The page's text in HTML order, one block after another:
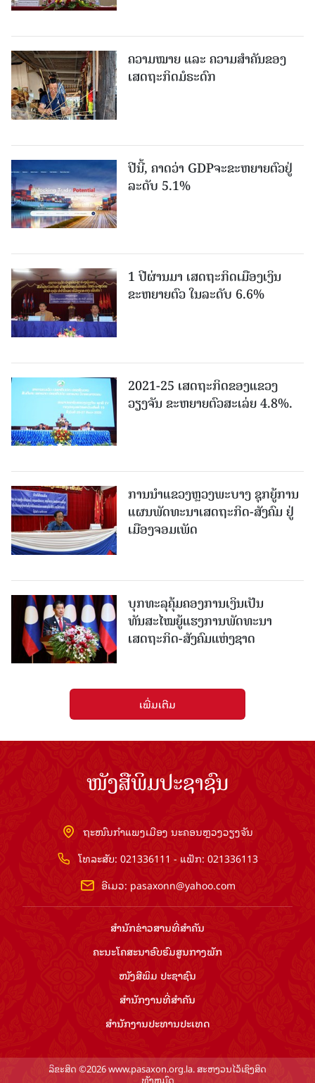
ຄວາມໝາຍ ແລະ ຄວາມສໍາຄັນຂອງ
ເສດຖະກິດມໍຣະດົກ
ປີນີ້, ຄາດວ່າ GDPຈະຂະຫຍາຍຕົວຢູ່
ລະດັບ 5.1%
1 ປີຜ່ານມາ ເສດຖະກິດເມືອງເງິນ
ຂະຫຍາຍຕົວ ໃນລະດັບ 6.6%
2021-25 ເສດຖະກິດຂອງແຂວງ
ວຽງຈັນ ຂະຫຍາຍຕົວສະເລ່ຍ 4.8%.
ການນຳແຂວງຫຼວງພະບາງ ຊຸກຍູ້ການ
ແຜນພັດທະນາເສດຖະກິດ-ສັງຄົມ ຢູ່
ເມືອງຈອມເພັດ
ບຸກທະລຸຄຸ້ມຄອງການເງິນເປັນ
ທັນສະໄໝຍູ້ແຮງການພັດທະນາ
ເສດຖະກິດ-ສັງຄົມແຫ່ງຊາດ
ເພີ່ມເຕີມ
ໜັງສືພິມປະຊາຊົນ
ຖະໜົນກຳແພງເມືອງ ນະຄອນຫຼວງວຽງຈັນ
ໂທລະສັບ: 021336111 - ແຟັກ: 021336113
ອີເມວ: pasaxonn@yahoo.com
ສຳ​ນັກ​ຂ່າວ​ສານ​ທີ່​ສຳ​ຄັນ​
ຄະນະໂຄສະນາອົບຮົມ​ສູນ​ກາງ​ພັກ
ໜັງສືພິມ ປະ​ຊາ​ຊົນ
ສຳ​ນັກ​ງານ​ທີ່​ສຳ​ຄັນ
ສຳ​ນັກ​ງານ​ປະ​ທານ​ປະ​ເທດ
ລິຂະສິດ ©2026 www.pasaxon.org.la. ສະຫງວນໄວ້ເຊິງສິດ